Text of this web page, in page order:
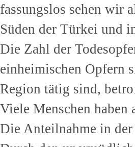
fassungslos sehen wir
Süden der Türkei und
Die Zahl der
einheimischen Opfern
Region tätig sind,
Viele Menschen haben
Die Anteilnahme in